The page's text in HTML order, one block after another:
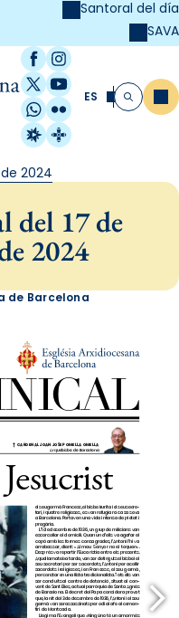
Santoral del día
SAVA
Facebook
Instagram
X / Twitter
YouTube
WhatsApp
Flickr
Radio Estel
Catalunya
ES Buscar
2024
del 17 de
2024
de Barcelona